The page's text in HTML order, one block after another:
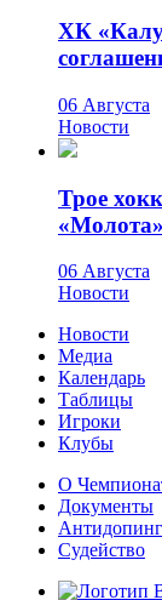
ХК
06 Августа
Новости
Трое
«Молота»
06 Августа
Новости
Новости
Медиа
Календарь
Таблицы
Игроки
Клубы
О
Документы
Антидопинг
Судейство